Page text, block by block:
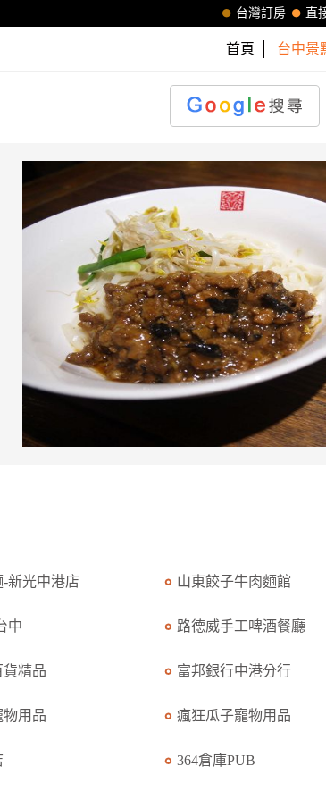
直
台灣訂房
首頁 台中景
新光中港店 山東餃子牛肉麵館
中 路德威手工啤酒餐廳
貨精品 富邦銀行中港分行
用品 瘋狂瓜子寵物用品
364倉庫PUB